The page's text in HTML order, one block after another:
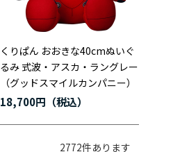
くりぱん おおきな40cmぬいぐ
るみ 式波・アスカ・ラングレー
（グッドスマイルカンパニー）
18,700円
2772件あります